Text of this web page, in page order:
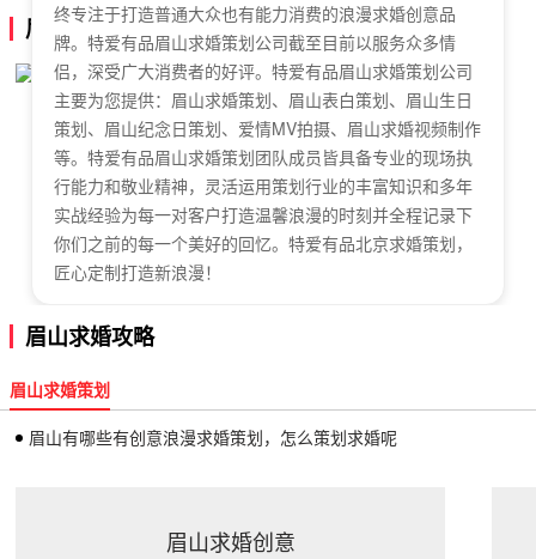
眉山求婚策划公司简介
终专注于打造普通大众也有能力消费的浪漫求婚创意品
牌。特爱有品眉山求婚策划公司截至目前以服务众多情
侣，深受广大消费者的好评。特爱有品眉山求婚策划公司
主要为您提供：眉山求婚策划、眉山表白策划、眉山生日
策划、眉山纪念日策划、爱情MV拍摄、眉山求婚视频制作
等。特爱有品眉山求婚策划团队成员皆具备专业的现场执
行能力和敬业精神，灵活运用策划行业的丰富知识和多年
实战经验为每一对客户打造温馨浪漫的时刻并全程记录下
你们之前的每一个美好的回忆。特爱有品北京求婚策划，
匠心定制打造新浪漫！
眉山求婚攻略
眉山求婚策划
眉山有哪些有创意浪漫求婚策划，怎么策划求婚呢
眉山求婚创意